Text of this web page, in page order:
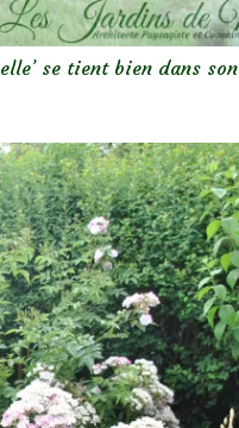
se tient bien dans